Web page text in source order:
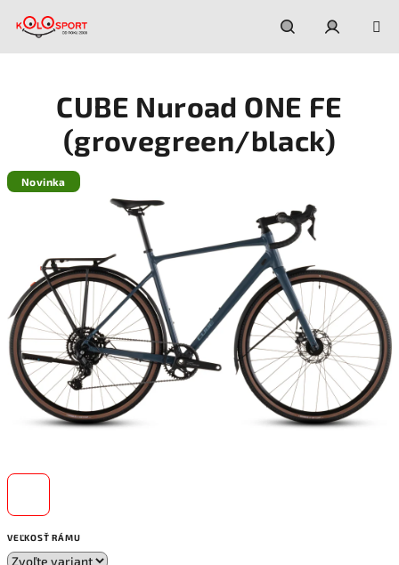
Hľadať
VEĽKOSŤ RÁMU
CUBE Nuroad ONE FE
(grovegreen/black)
Novinka